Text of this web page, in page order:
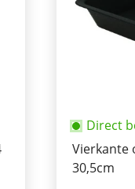
Direct
Vierkante
30,5cm